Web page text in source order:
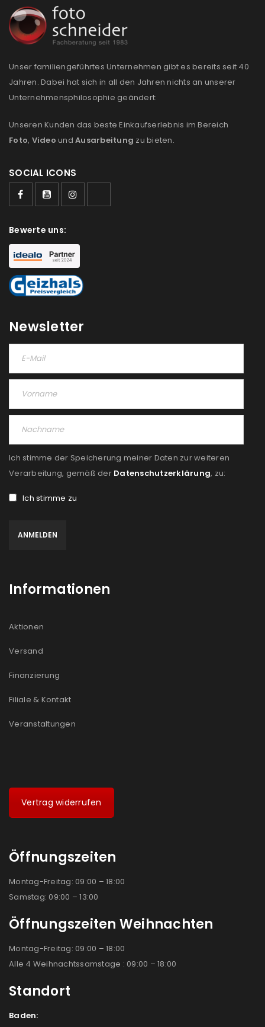
Anmeldeformular geschützt durch
ANMELDEN
PASSWORT VERGESSEN?
REGISTRIEREN
Ein Link zum Erstellen eines neuen Passworts wird an
NEWSLETTER ABONNIEREN
Please select all the ways you would like to hear from
us
Ja, ich möchte ein Kundenkonto eröffnen und
akzeptiere die
REGISTRIEREN
Unser familiengeführtes Unternehmen gibt es bereits seit 40
Jahren. Dabei hat sich in all den Jahren nichts an unserer
Unternehmensphilosophie geändert:
Unseren Kunden das beste Einkaufserlebnis im Bereich
Foto, Video und Ausarbeitung zu bieten.
SOCIAL ICONS
Bewerte uns:
Newsletter
Ich stimme der Speicherung meiner Daten zur weiteren
Verarbeitung, gemäß der Datenschutzerklärung, zu:
Ich stimme zu
Informationen
Aktionen
Versand
Finanzierung
Filiale & Kontakt
Veranstaltungen
Vertrag widerrufen
Öffnungszeiten
Montag-Freitag: 09:00 – 18:00
Samstag: 09:00 – 13:00
Öffnungszeiten Weihnachten
Montag-Freitag: 09:00 – 18:00
Alle 4 Weihnachtssamstage : 09:00 – 18:00
Standort
Baden: